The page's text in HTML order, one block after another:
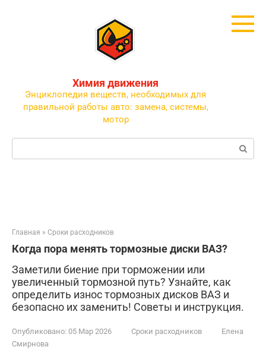
Химия движения
Энциклопедия веществ, необходимых для
правильной работы авто: замена, системы,
мотор
Поиск:
Главная » Сроки расходников
Когда пора менять тормозные диски ВАЗ?
Заметили биение при торможении или
увеличенный тормозной путь? Узнайте, как
определить износ тормозных дисков ВАЗ и
безопасно их заменить! Советы и инструкция.
Опубликовано: 05 Мар 2026 Сроки расходников
Елена
Смирнова